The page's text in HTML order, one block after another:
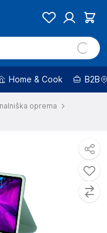
Home & Cook B2B
oprema